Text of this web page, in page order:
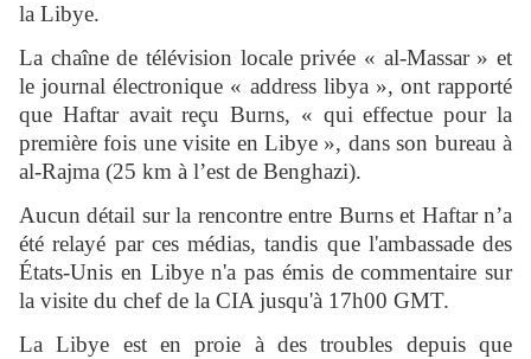
la Libye.
La chaîne de télévision locale privée « al-Massar » et
le journal électronique « address libya », ont rapporté
que Haftar avait reçu Burns, « qui effectue pour la
première fois une visite en Libye », dans son bureau à
al-Rajma (25 km à l’est de Benghazi).
Aucun détail sur la rencontre entre Burns et Haftar n’a
été relayé par ces médias, tandis que l'ambassade des
États-Unis en Libye n'a pas émis de commentaire sur
la visite du chef de la CIA jusqu'à 17h00 GMT.
La Libye est en proie à des troubles depuis que